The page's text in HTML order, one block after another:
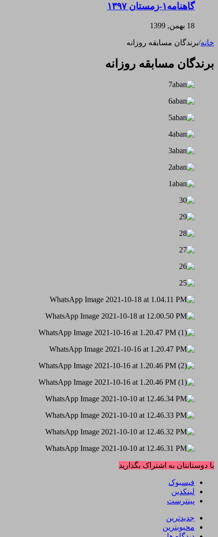
گاهنامه۱-زمستان ۱۳۹۷
18 بهمن, 1399
خانه/برندگان مسابقه روزانه
برندگان مسابقه روزانه
با دوستانتان به اشتراک بگذارید
فیسبوک
لینکدین
پینترست
جدیدترین
محبوبترین